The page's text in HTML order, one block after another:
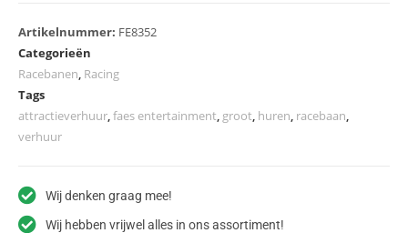
Artikelnummer: FE8352
Categorieën
Racebanen, Racing
Tags
attractieverhuur,faes entertainment, groot, huren, racebaan,
verhuur
Wij denken graag mee!
Wij hebben vrijwel alles in ons assortiment!